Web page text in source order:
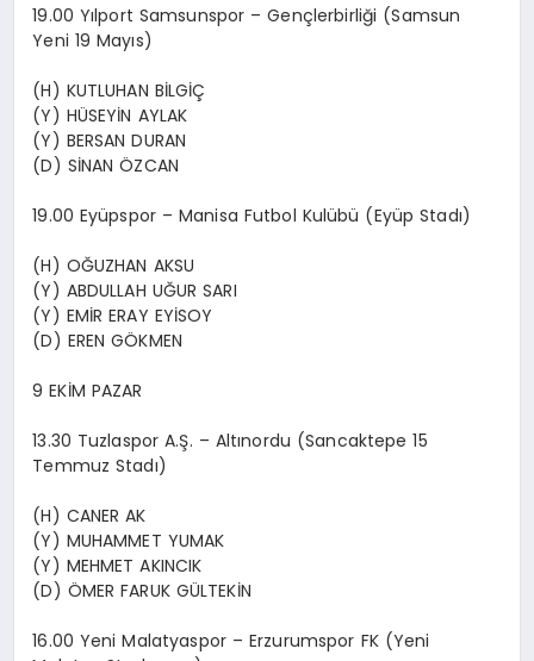
19.00 Yılport Samsunspor – Gençlerbirliği (Samsun
Yeni 19 Mayıs)
(H) KUTLUHAN BİLGİÇ
(Y) HÜSEYİN AYLAK
(Y) BERSAN DURAN
(D) SİNAN ÖZCAN
19.00 Eyüpspor – Manisa Futbol Kulübü (Eyüp Stadı)
(H) OĞUZHAN AKSU
(Y) ABDULLAH UĞUR SARI
(Y) EMİR ERAY EYİSOY
(D) EREN GÖKMEN
9 EKİM PAZAR
13.30 Tuzlaspor A.Ş. – Altınordu (Sancaktepe 15
Temmuz Stadı)
(H) CANER AK
(Y) MUHAMMET YUMAK
(Y) MEHMET AKINCIK
(D) ÖMER FARUK GÜLTEKİN
16.00 Yeni Malatyaspor – Erzurumspor FK (Yeni